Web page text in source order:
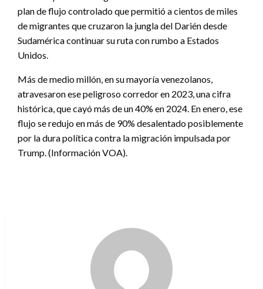
plan de flujo controlado que permitió a cientos de miles
de migrantes que cruzaron la jungla del Darién desde
Sudamérica continuar su ruta con rumbo a Estados
Unidos.
Más de medio millón, en su mayoría venezolanos,
atravesaron ese peligroso corredor en 2023, una cifra
histórica, que cayó más de un 40% en 2024. En enero, ese
flujo se redujo en más de 90% desalentado posiblemente
por la dura política contra la migración impulsada por
Trump. (Información VOA).